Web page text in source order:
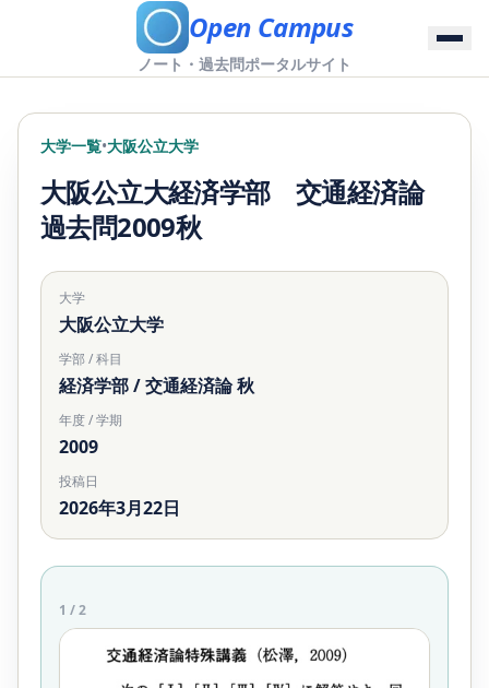
Open Campus
ノート・過去問ポータルサイト
大学一覧•大阪公立大学
大阪公立大経済学部 交通経済論
過去問2009秋
大学
大阪公立大学
学部 / 科目
経済学部 / 交通経済論 秋
年度 / 学期
2009
投稿日
2026年3月22日
1 /2